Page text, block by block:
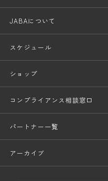
JABAについて
スケジュール
ショップ
コンプライアンス相談窓口
パートナー一覧
アーカイブ